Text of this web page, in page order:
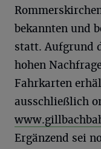
bekannten und
statt. Aufgrund
hohen
Fahrkarten
ausschließlich
Ergänzend sei